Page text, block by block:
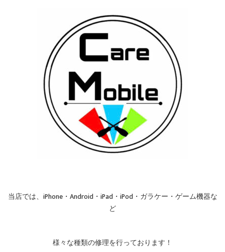
当店では、iPhone・Android・iPad・iPod・ガラケー・ゲーム機器な
ど
様々な種類の修理を行っております！